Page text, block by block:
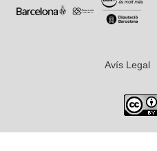
Avís Legal